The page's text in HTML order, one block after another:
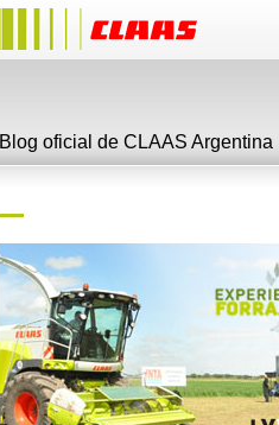
Blog oficial de CLAAS Argentina